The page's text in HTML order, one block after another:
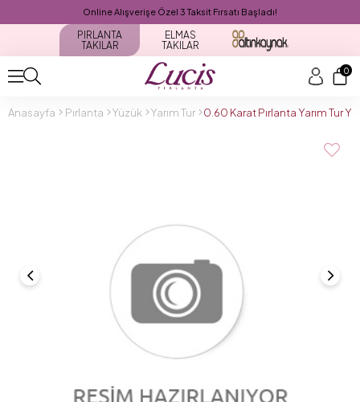
Online Alışverişe Özel 3 Taksit Fırsatı Başladı!
PIRLANTA
TAKILAR
ELMAS
TAKILAR
0
Anasayfa Pırlanta Yüzük Yarım Tur 0.60 Karat Pırlanta Yarım Tur